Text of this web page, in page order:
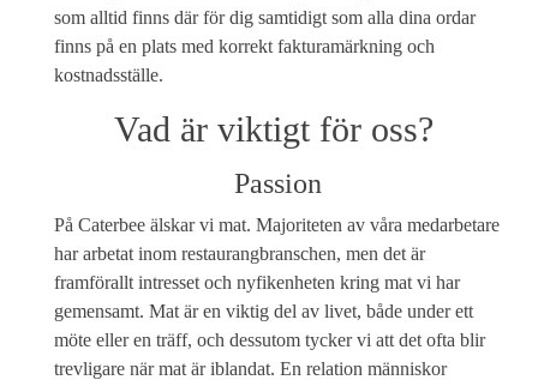
som alltid finns där för dig samtidigt som alla dina ordar
finns på en plats med korrekt fakturamärkning och
kostnadsställe.
Vad är viktigt för oss?
Passion
På Caterbee älskar vi mat. Majoriteten av våra medarbetare
har arbetat inom restaurangbranschen, men det är
framförallt intresset och nyfikenheten kring mat vi har
gemensamt. Mat är en viktig del av livet, både under ett
möte eller en träff, och dessutom tycker vi att det ofta blir
trevligare när mat är iblandat. En relation människor